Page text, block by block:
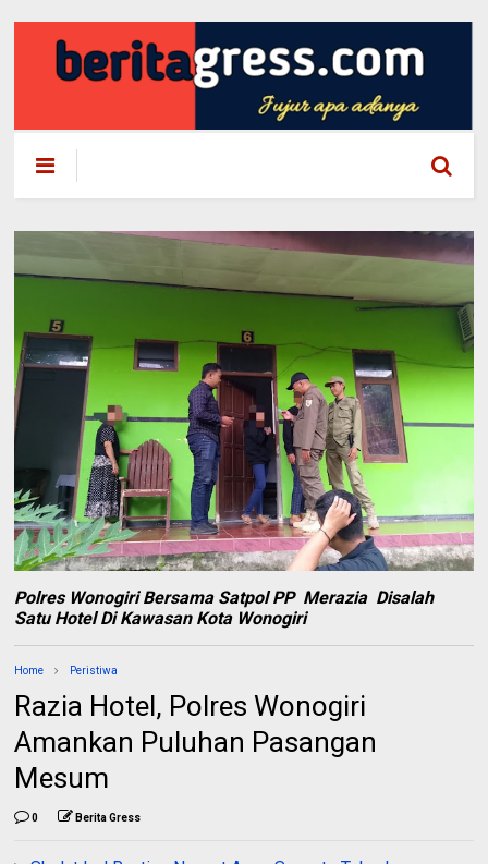
Polres Wonogiri Bersama Satpol PP Merazia Disalah
Satu Hotel Di Kawasan Kota Wonogiri
Home Peristiwa
Razia Hotel, Polres Wonogiri
Amankan Puluhan Pasangan
Mesum
0 Berita Gress